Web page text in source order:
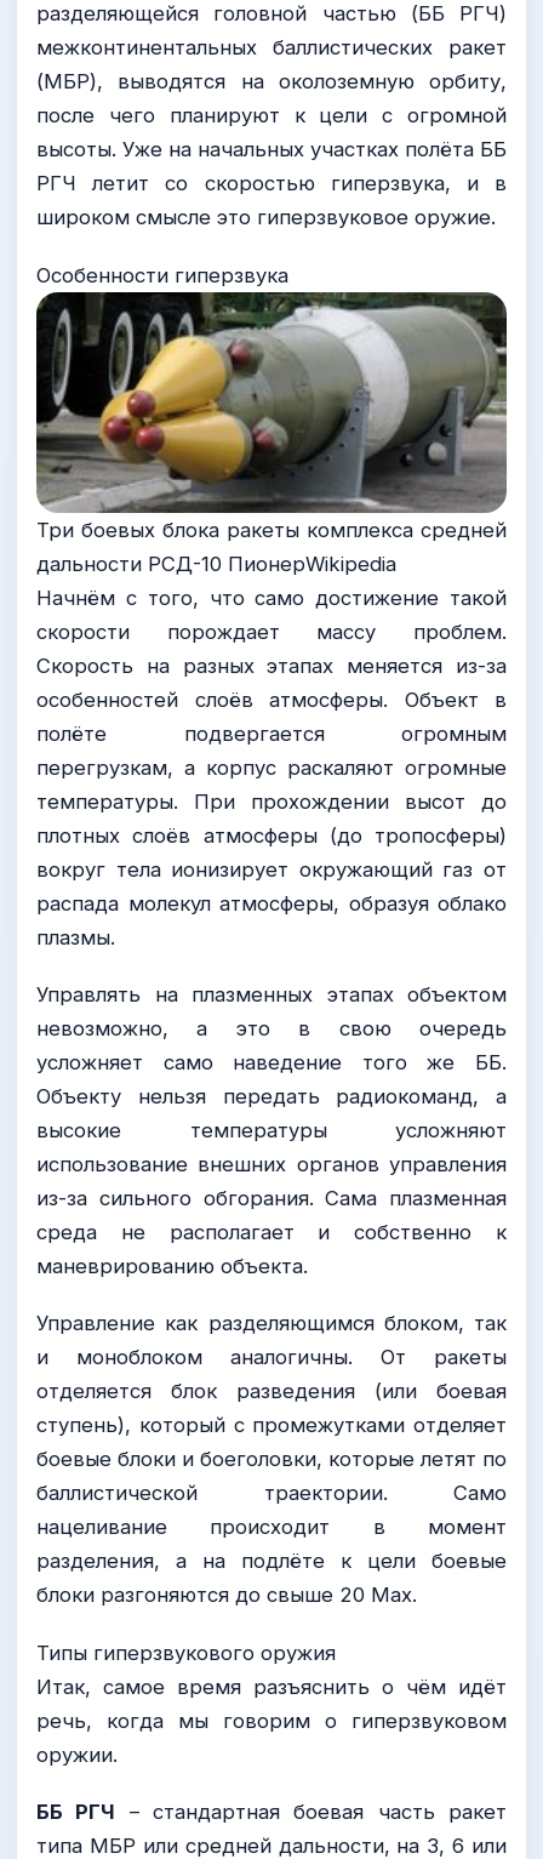
разделяющейся головной частью (ББ РГЧ)
межконтинентальных баллистических ракет
(МБР), выводятся на околоземную орбиту,
после чего планируют к цели с огромной
высоты. Уже на начальных участках полёта ББ
РГЧ летит со скоростью гиперзвука, и в
широком смысле это гиперзвуковое оружие.
Особенности гиперзвука
Три боевых блока ракеты комплекса средней
дальности РСД-10 ПионерWikipedia
Начнём с того, что само достижение такой
скорости порождает массу проблем.
Скорость на разных этапах меняется из-за
особенностей слоёв атмосферы. Объект в
полёте подвергается огромным
перегрузкам, а корпус раскаляют огромные
температуры. При прохождении высот до
плотных слоёв атмосферы (до тропосферы)
вокруг тела ионизирует окружающий газ от
распада молекул атмосферы, образуя облако
плазмы.
Управлять на плазменных этапах объектом
невозможно, а это в свою очередь
усложняет само наведение того же ББ.
Объекту нельзя передать радиокоманд, а
высокие температуры усложняют
использование внешних органов управления
из-за сильного обгорания. Сама плазменная
среда не располагает и собственно к
маневрированию объекта.
Управление как разделяющимся блоком, так
и моноблоком аналогичны. От ракеты
отделяется блок разведения (или боевая
ступень), который с промежутками отделяет
боевые блоки и боеголовки, которые летят по
баллистической траектории. Само
нацеливание происходит в момент
разделения, а на подлёте к цели боевые
блоки разгоняются до свыше 20 Мах.
Типы гиперзвукового оружия
Итак, самое время разъяснить о чём идёт
речь, когда мы говорим о гиперзвуковом
оружии.
ББ РГЧ – стандартная боевая часть ракет
типа МБР или средней дальности, на 3, 6 или